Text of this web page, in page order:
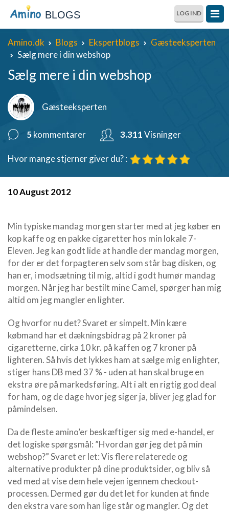
BLOGS LOG IND
Amino.dk Blogs Ekspertblogs
Gæsteeksperten
Sælg mere i din webshop
Sælg mere i din webshop
Gæsteeksperten
5kommentarer 3.311Visninger
Hvor mange stjerner giver du? :
10 August 2012
Min typiske mandag morgen starter med at jeg køber en
kop kaffe og en pakke cigaretter hos min lokale 7-
Eleven. Jeg kan godt lide at handle der mandag morgen,
for der er det forpagteren selv som står bag disken, og
han er, i modsætning til mig, altid i godt humør mandag
morgen. Når jeg har bestilt mine Camel, spørger han mig
altid om jeg mangler en lighter.
Og hvorfor nu det? Svaret er simpelt. Min kære
købmand har et dækningsbidrag på 2 kroner på
cigaretterne, cirka 10 kr. på kaffen og 7 kroner på
lighteren. Så hvis det lykkes ham at sælge mig en lighter,
stiger hans DB med 37 % - uden at han skal bruge en
ekstra øre på markedsføring. Alt i alt en rigtig god deal
for ham, og de dage hvor jeg siger ja, bliver jeg glad for
påmindelsen.
Da de fleste amino’er beskæftiger sig med e-handel, er
det logiske spørgsmål: ”Hvordan gør jeg det på min
webshop?” Svaret er let: Vis flere relaterede og
alternative produkter på dine produktsider, og bliv så
ved med at vise dem hele vejen igennem checkout-
processen. Dermed gør du det let for kunden at finde
den ekstra vare som han lige står og mangler. Og det